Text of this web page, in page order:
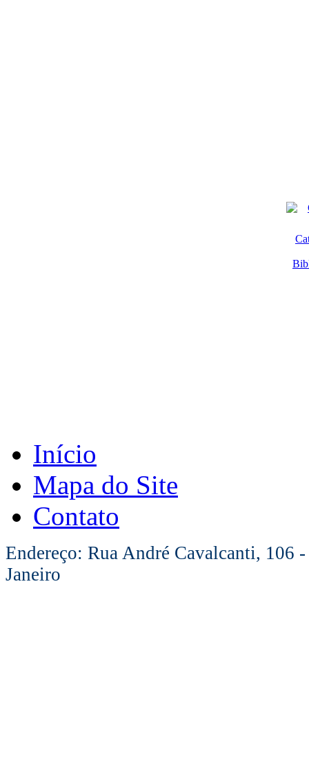
Início
Mapa do Site
Contato
Endereço: Rua André Cavalcanti, 106
Janeiro